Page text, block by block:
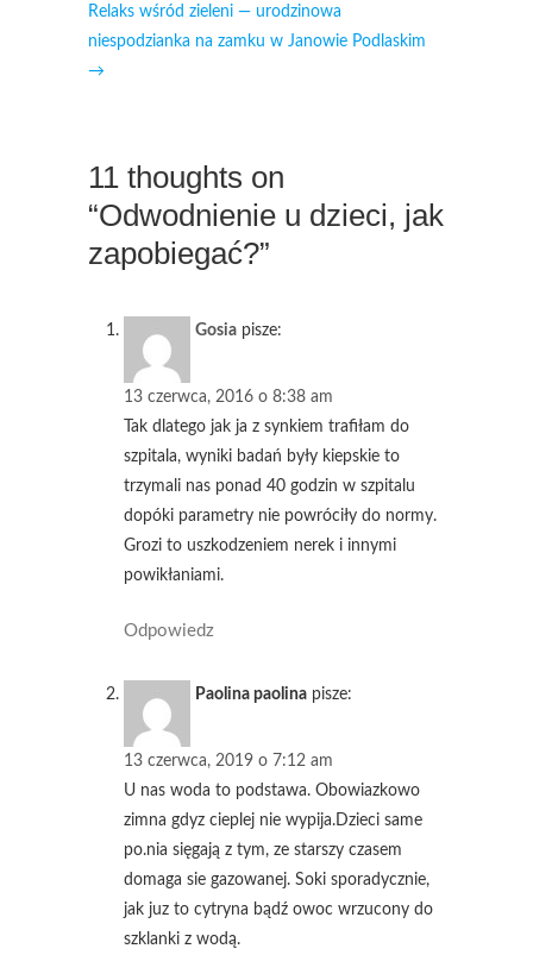
Relaks wśród zieleni — urodzinowa
niespodzianka na zamku w Janowie Podlaskim
→
11 thoughts on
“Odwodnienie u dzieci, jak
zapobiegać?”
Gosia pisze:
13 czerwca, 2016 o 8:38 am
Tak dlatego jak ja z synkiem trafiłam do
szpitala, wyniki badań były kiepskie to
trzymali nas ponad 40 godzin w szpitalu
dopóki parametry nie powróciły do normy.
Grozi to uszkodzeniem nerek i innymi
powikłaniami.
Odpowiedz
Paolina paolina pisze:
13 czerwca, 2019 o 7:12 am
U nas woda to podstawa. Obowiazkowo
zimna gdyz cieplej nie wypija.Dzieci same
po.nia sięgają z tym, ze starszy czasem
domaga sie gazowanej. Soki sporadycznie,
jak juz to cytryna bądź owoc wrzucony do
szklanki z wodą.